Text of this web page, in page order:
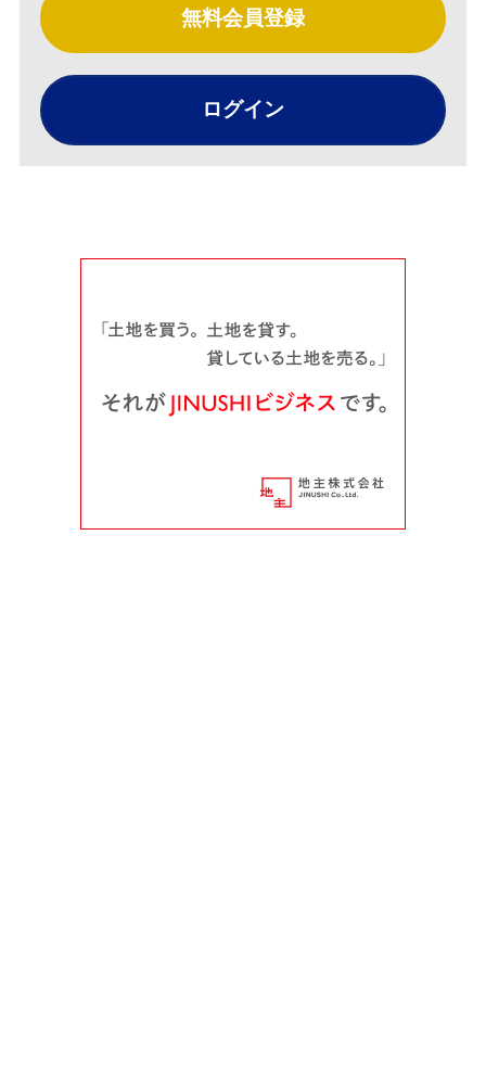
無料会員登録
ログイン